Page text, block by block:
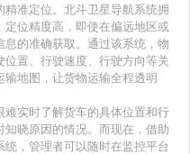
准定位。北斗卫星导航系统拥
位精度高，即使在偏远地区或
的准确获取。通过该系统，物
置、行驶速度、行驶方向等关
地图，让货物运输全程透明
实时了解货车的具体位置和行
晓原因的情况。而现在，借助
，管理者可以随时在监控平台